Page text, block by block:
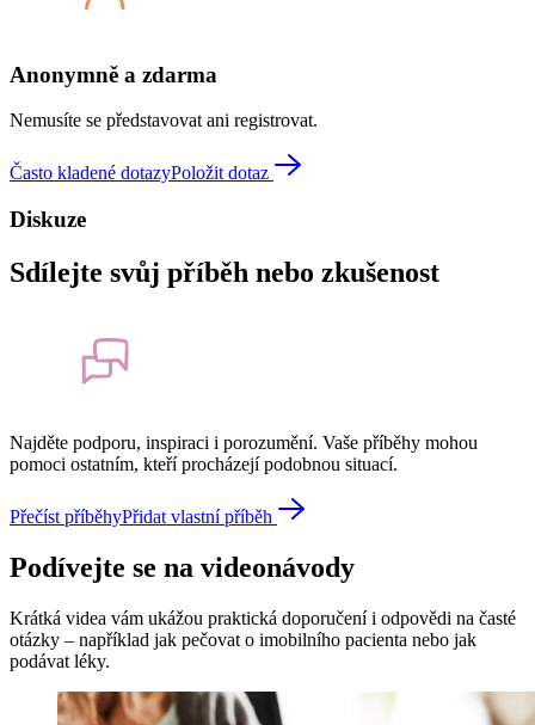
Anonymně a zdarma
Nemusíte se představovat ani registrovat.
Často kladené dotazyPoložit dotaz
Diskuze
Sdílejte svůj příběh nebo zkušenost
Najděte podporu, inspiraci i porozumění. Vaše příběhy mohou
pomoci ostatním, kteří procházejí podobnou situací.
Přečíst příběhyPřidat vlastní příběh
Podívejte se na videonávody
Krátká videa vám ukážou praktická doporučení i odpovědi na časté
otázky – například jak pečovat o imobilního pacienta nebo jak
podávat léky.